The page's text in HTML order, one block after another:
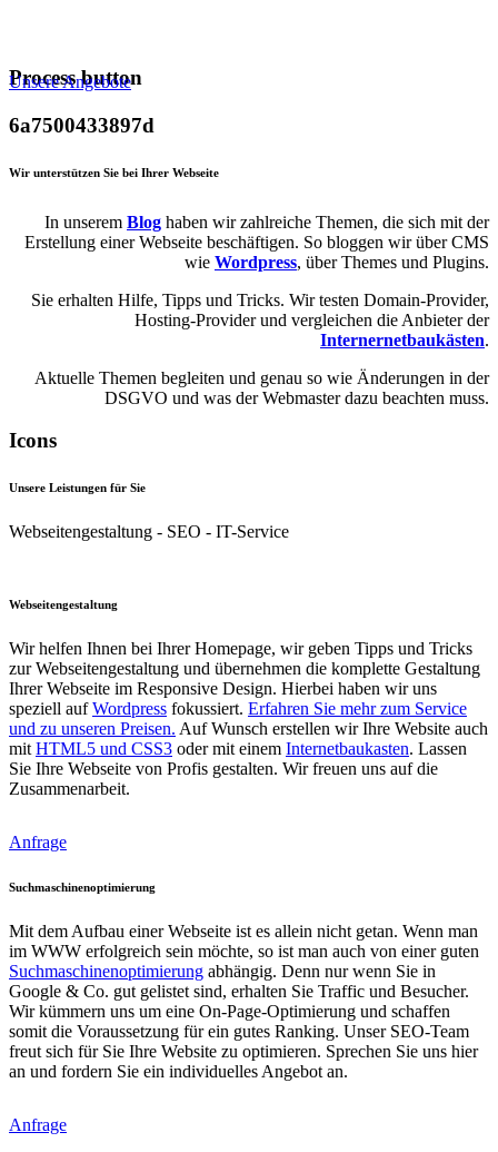
Process button
Unsere Angebote
6a7500433897d
Wir unterstützen Sie bei Ihrer Webseite
In unserem Blog haben wir zahlreiche Themen, die sich mit der
Erstellung einer Webseite beschäftigen. So bloggen wir über CMS
wie Wordpress, über Themes und Plugins.
Sie erhalten Hilfe, Tipps und Tricks. Wir testen Domain-Provider,
Hosting-Provider und vergleichen die Anbieter der
Internernetbaukästen.
Aktuelle Themen begleiten und genau so wie Änderungen in der
DSGVO und was der Webmaster dazu beachten muss.
Icons
Unsere Leistungen für Sie
Webseitengestaltung - SEO - IT-Service
Webseitengestaltung
Wir helfen Ihnen bei Ihrer Homepage, wir geben Tipps und Tricks
zur Webseitengestaltung und übernehmen die komplette Gestaltung
Ihrer Webseite im Responsive Design. Hierbei haben wir uns
speziell aufWordpress fokussiert. Erfahren Sie mehr zum Service
und zu unseren Preisen. Auf Wunsch erstellen wir Ihre Website auch
mit HTML5 und CSS3 oder mit einem Internetbaukasten. Lassen
Sie Ihre Webseite von Profis gestalten. Wir freuen uns auf die
Zusammenarbeit.
Anfrage
Suchmaschinenoptimierung
Mit dem Aufbau einer Webseite ist es allein nicht getan. Wenn man
im WWW erfolgreich sein möchte, so ist man auch von einer guten
Suchmaschinenoptimierung abhängig. Denn nur wenn Sie in
Google & Co. gut gelistet sind, erhalten Sie Traffic und Besucher.
Wir kümmern uns um eine On-Page-Optimierung und schaffen
somit die Voraussetzung für ein gutes Ranking. Unser SEO-Team
freut sich für Sie Ihre Website zu optimieren. Sprechen Sie uns hier
an und fordern Sie ein individuelles Angebot an.
Anfrage